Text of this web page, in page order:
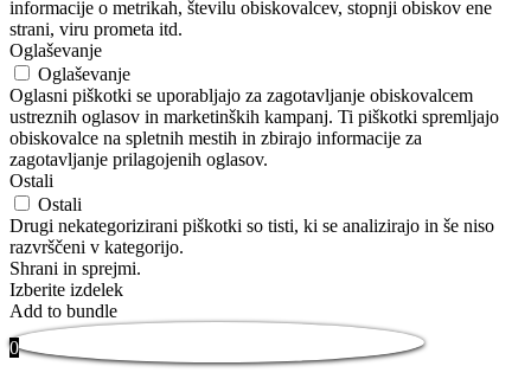
informacije o metrikah, številu obiskovalcev, stopnji obiskov ene
strani, viru prometa itd.
Oglaševanje
Oglaševanje
Oglasni piškotki se uporabljajo za zagotavljanje obiskovalcem
ustreznih oglasov in marketinških kampanj. Ti piškotki spremljajo
obiskovalce na spletnih mestih in zbirajo informacije za
zagotavljanje prilagojenih oglasov.
Ostali
Ostali
Drugi nekategorizirani piškotki so tisti, ki se analizirajo in še niso
razvrščeni v kategorijo.
Shrani in sprejmi.
Izberite izdelek
Add to bundle
0